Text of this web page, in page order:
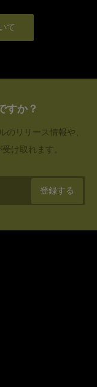
て
すか？
のリリース情報や、
け取れます。